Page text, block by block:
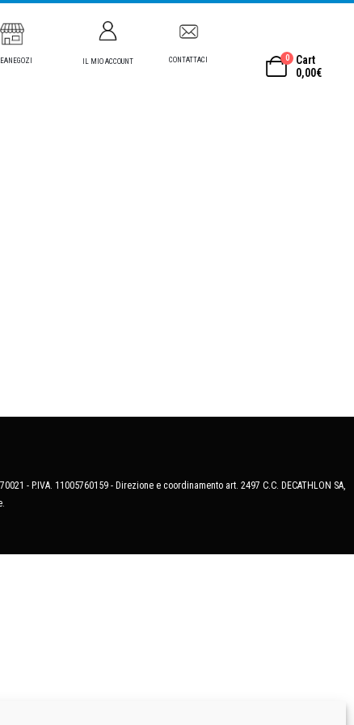
IL MIO ACCOUNT CONTATTACI 0
Cart
0,00€
- P.IVA. 11005760159 - Direzione e coordinamento art. 2497 C.C. DECATHLON SA,